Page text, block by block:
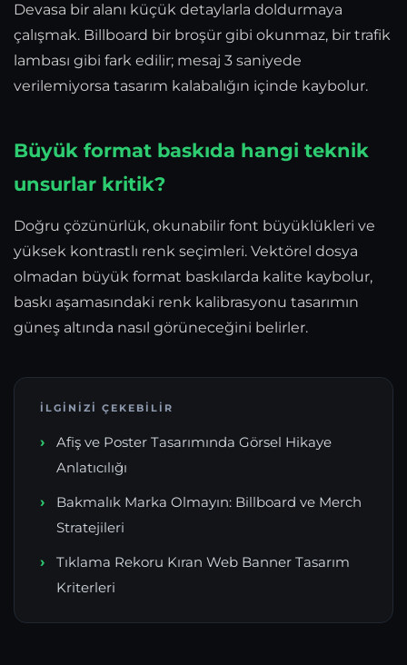
Devasa bir alanı küçük detaylarla doldurmaya
çalışmak. Billboard bir broşür gibi okunmaz, bir trafik
lambası gibi fark edilir; mesaj 3 saniyede
verilemiyorsa tasarım kalabalığın içinde kaybolur.
Büyük format baskıda hangi teknik
unsurlar kritik?
Doğru çözünürlük, okunabilir font büyüklükleri ve
yüksek kontrastlı renk seçimleri. Vektörel dosya
olmadan büyük format baskılarda kalite kaybolur,
baskı aşamasındaki renk kalibrasyonu tasarımın
güneş altında nasıl görüneceğini belirler.
İLGINIZI ÇEKEBILIR
Afiş ve Poster Tasarımında Görsel Hikaye
Anlatıcılığı
Bakmalık Marka Olmayın: Billboard ve Merch
Stratejileri
Tıklama Rekoru Kıran Web Banner Tasarım
Kriterleri